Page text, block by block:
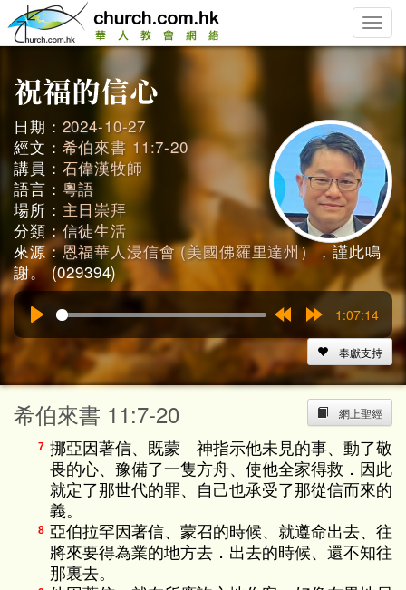
Toggle
日期： 2024-10-27
經文： 希伯來書 11:7-20
講員： 石偉漢牧師
語言： 粵語
場所： 主日崇拜
分類：信徒生活
來源：恩福華人浸信會 (美國佛羅里達州），謹此鳴
謝。 (029394)
Forward
15s
1:07:14
奉獻支持
網上聖經
希伯來書 11:7-20
7 挪亞因著信、既蒙 神指示他未見的事、動了敬
畏的心、豫備了一隻方舟、使他全家得救．因此
就定了那世代的罪、自己也承受了那從信而來的
義。
8 亞伯拉罕因著信、蒙召的時候、就遵命出去、往
將來要得為業的地方去．出去的時候、還不知往
那裏去。